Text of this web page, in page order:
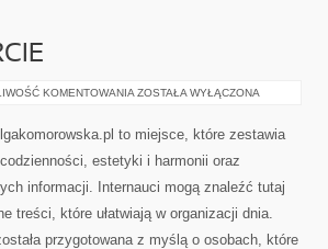
KOMENTOWANIA SPOŁECZNOŚĆ
ZOSTAŁA WYŁĄCZONA
to miejsce, które zestawia
estetyki i harmonii oraz
informacji. Internauci mogą znaleźć tutaj
treści, które ułatwiają w organizacji dnia.
przygotowana z myślą o osobach, które